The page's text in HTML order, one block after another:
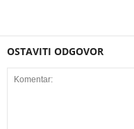
OSTAVITI ODGOVOR